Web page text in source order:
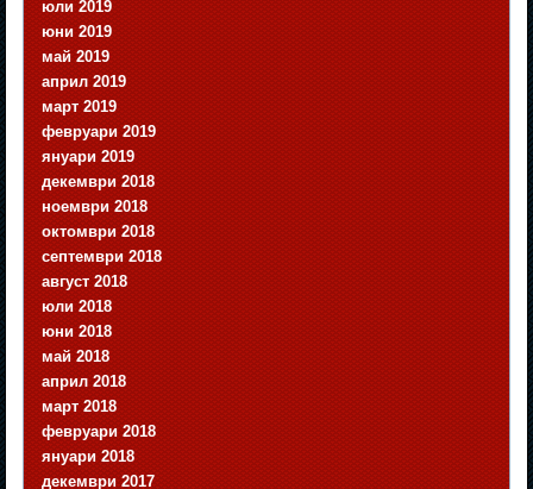
юли 2019
юни 2019
май 2019
април 2019
март 2019
февруари 2019
януари 2019
декември 2018
ноември 2018
октомври 2018
септември 2018
август 2018
юли 2018
юни 2018
май 2018
април 2018
март 2018
февруари 2018
януари 2018
декември 2017